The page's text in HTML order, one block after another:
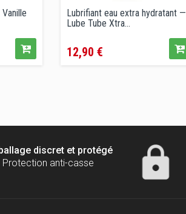
Lubrifiant eau extra hydratant —
Lube Tube Xtra...
12,90 €
discret et protégé
Protection anti-casse